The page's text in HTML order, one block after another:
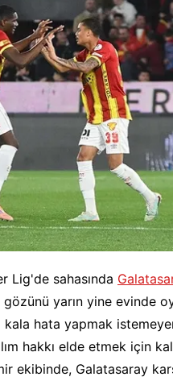
Lig'de sahasında
gözünü yarın yine evinde
hata yapmak istemeyen
hakkı elde etmek için
ekibinde, Galatasaray